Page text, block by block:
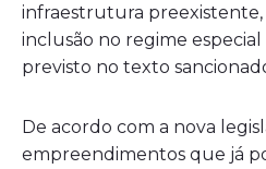
infraestrutura
inclusão no regime
previsto no texto
De acordo com a nova
empreendimentos que já